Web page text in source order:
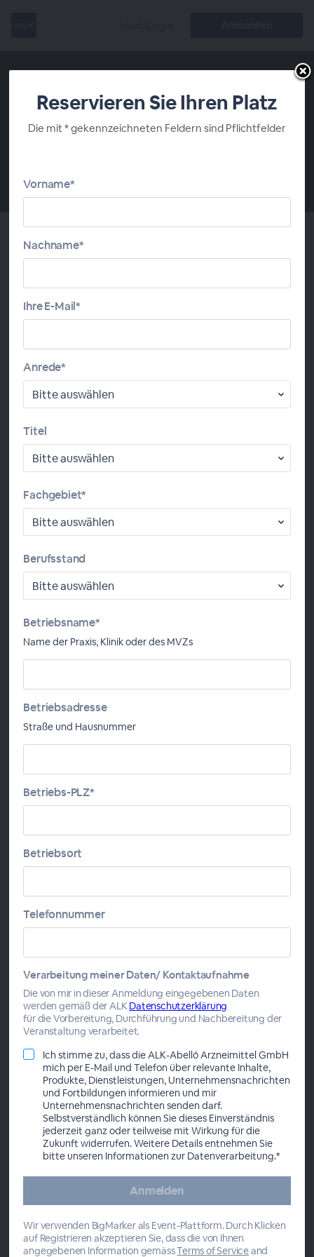
Über dieses Webinar
Eine Anaphylaxie ist die schwerste Form einer
allergischen Reaktion – sie kann innerhalb weniger
Wir geben Ihnen Wissen und Hintergründe, sprechen
über Risikofaktoren, die Erkennung von typischen
Symptomen, Notfallpläne und die Anwendung von
Adrenalin-Applikatoren. Plus: praktische Tipps für
Nachsorge, Recall-Management und
Patientenschulung – kompakt, praxisnah, sofort
Diese Fortbildung ist für Sie kostenlos. Wenn Ihnen
dieser online Kurs gefallen hat, sagen Sie es weiter.
Wir freuen uns über Ihre Teilnahme!
Ihre ALK-Abelló Arzneimittel GmbH
Agenda
Symptome
Anwendung von Adrenalin-Applikatoren
Patientenschulung
Moderatoren
Ida Hanemann
Oliver Levold
Dr. Kristina Benedict
Dr. Lizzy Wanka
Dr. Ilka Radüge
Reservieren Sie Ihren Platz
Die mit * gekennzeichneten Feldern sind Pflichtfelder
Vorname*
Nachname*
Ihre E-Mail*
Anrede*
Titel
Fachgebiet*
Berufsstand
Betriebsname*
Name der Praxis, Klinik oder des MVZs
Betriebsadresse
Straße und Hausnummer
Betriebs-PLZ*
Betriebsort
Telefonnummer
Verarbeitung meiner Daten/ Kontaktaufnahme
Die von mir in dieser Anmeldung eingegebenen Daten
werden gemäß der ALKDatenschutzerklärung
für die Vorbereitung, Durchführung und Nachbereitung der
Veranstaltung verarbeitet.
Ich stimme zu, dass die ALK-Abelló Arzneimittel GmbH
mich per E-Mail und Telefon über relevante Inhalte,
Produkte, Dienstleistungen, Unternehmensnachrichten
und Fortbildungen informieren und mir
Unternehmensnachrichten senden darf.
Selbstverständlich können Sie dieses Einverständnis
jederzeit ganz oder teilweise mit Wirkung für die
Zukunft widerrufen. Weitere Details entnehmen Sie
bitte unseren Informationen zur Datenverarbeitung.*
Wir verwenden BigMarker als Event-Plattform. Durch Klicken
auf Registrieren akzeptieren Sie, dass die von Ihnen
angegebenen Information gemässTerms of Serviceand